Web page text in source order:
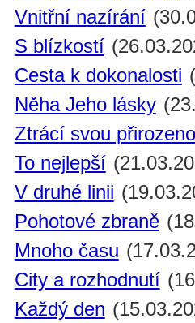
Vnitřní nazírání
S blízkostí
Cesta k dokonalosti
Něha Jeho lásky
Ztrácí svou
To nejlepší
V druhé linii
Pohotové zbraně
Mnoho času
City a rozhodnutí
Každý den